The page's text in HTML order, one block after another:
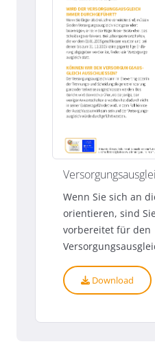
Wenn Sie sich an
orientieren, sind
vorbereitet für den
Download